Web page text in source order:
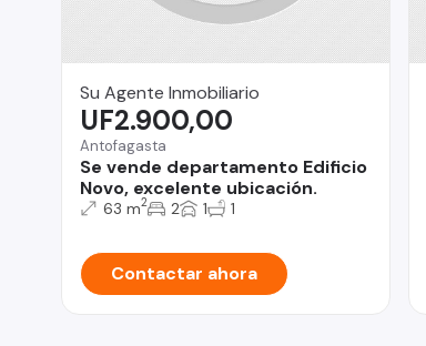
Su Agente Inmobiliario
Antofagasta
Se vende departamento Edificio
Novo, excelente ubicación.
UF2.900,00
63 m2 2 1 1
Contactar ahora